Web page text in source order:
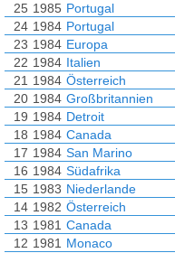
25 1985 Portugal
24 1984 Portugal
23 1984 Europa
22 1984 Italien
21 1984 Österreich
20 1984 Großbritannien
19 1984 Detroit
18 1984 Canada
17 1984 San Marino
16 1984 Südafrika
15 1983 Niederlande
14 1982 Österreich
13 1981 Canada
12 1981 Monaco